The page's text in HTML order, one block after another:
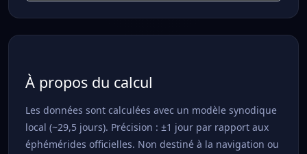
À propos du calcul
Les données sont calculées avec un modèle synodique
local (~29,5 jours). Précision : ±1 jour par rapport aux
éphémérides officielles. Non destiné à la navigation ou